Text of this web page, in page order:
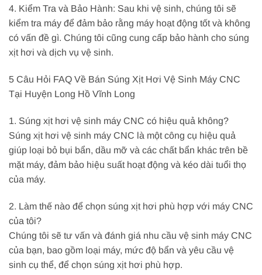
4. Kiểm Tra và Bảo Hành: Sau khi vệ sinh, chúng tôi sẽ
kiểm tra máy để đảm bảo rằng máy hoạt động tốt và không
có vấn đề gì. Chúng tôi cũng cung cấp bảo hành cho súng
xịt hơi và dịch vụ vệ sinh.
5 Câu Hỏi FAQ Về Bán Súng Xịt Hơi Vệ Sinh Máy CNC
Tại Huyện Long Hồ Vĩnh Long
1. Súng xịt hơi vệ sinh máy CNC có hiệu quả không?
Súng xịt hơi vệ sinh máy CNC là một công cụ hiệu quả
giúp loại bỏ bụi bẩn, dầu mỡ và các chất bẩn khác trên bề
mặt máy, đảm bảo hiệu suất hoạt động và kéo dài tuổi thọ
của máy.
2. Làm thế nào để chọn súng xịt hơi phù hợp với máy CNC
của tôi?
Chúng tôi sẽ tư vấn và đánh giá nhu cầu vệ sinh máy CNC
của bạn, bao gồm loại máy, mức độ bẩn và yêu cầu vệ
sinh cụ thể, để chọn súng xịt hơi phù hợp.